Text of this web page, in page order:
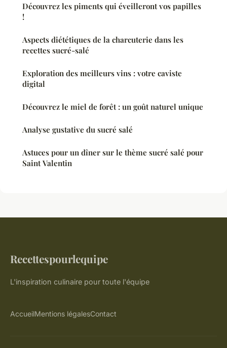
Découvrez les piments qui éveilleront vos papilles
!
Aspects diététiques de la charcuterie dans les
recettes sucré-salé
Exploration des meilleurs vins : votre caviste
digital
Découvrez le miel de forêt : un goût naturel unique
Analyse gustative du sucré salé
Astuces pour un dîner sur le thème sucré salé pour
Saint Valentin
Recettespourlequipe
L'inspiration culinaire pour toute l'équipe
AccueilMentions légalesContact